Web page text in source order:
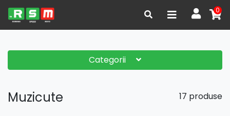
0
Categorii
17 produse
Muzicute